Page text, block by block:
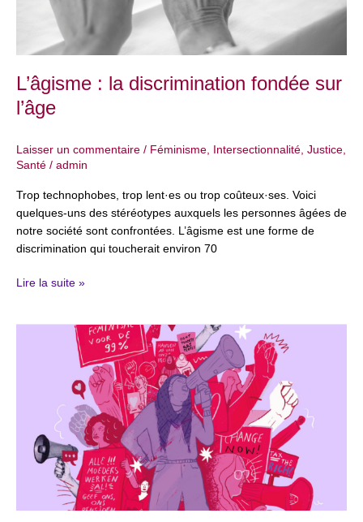
L’âgisme : la discrimination fondée sur
l’âge
Laisser un commentaire / Féminisme, Intersectionnalité, Justice,
Santé / admin
Trop technophobes, trop lent·es ou trop coûteux·ses. Voici
quelques-uns des stéréotypes auxquels les personnes âgées de
notre société sont confrontées. L’âgisme est une forme de
discrimination qui toucherait environ 70
Lire la suite »
féminisme